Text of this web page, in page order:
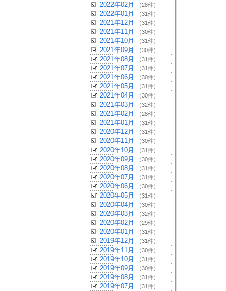
2022年02月 （28件）
2022年01月 （31件）
2021年12月 （31件）
2021年11月 （30件）
2021年10月 （31件）
2021年09月 （30件）
2021年08月 （31件）
2021年07月 （31件）
2021年06月 （30件）
2021年05月 （31件）
2021年04月 （30件）
2021年03月 （32件）
2021年02月 （28件）
2021年01月 （31件）
2020年12月 （31件）
2020年11月 （30件）
2020年10月 （31件）
2020年09月 （30件）
2020年08月 （31件）
2020年07月 （31件）
2020年06月 （30件）
2020年05月 （31件）
2020年04月 （30件）
2020年03月 （32件）
2020年02月 （29件）
2020年01月 （31件）
2019年12月 （31件）
2019年11月 （30件）
2019年10月 （31件）
2019年09月 （30件）
2019年08月 （31件）
2019年07月 （31件）